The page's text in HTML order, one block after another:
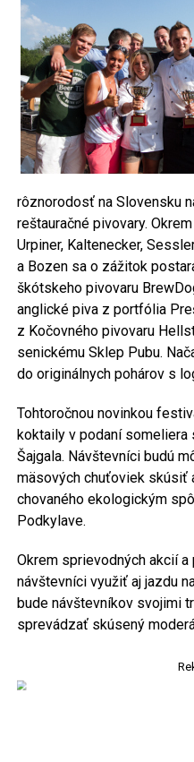
rôznorodosť na Slovensku
reštauračné pivovary.
Urpiner, Kaltenecker,
a Bozen sa o zážitok
škótskeho pivovaru
anglické piva z portfólia
z Kočovného pivovaru
senickému Sklep Pubu.
do originálnych pohárov s
Tohtoročnou novinkou
koktaily v podaní someliera
Šajgala. Návštevníci budú
mäsových chuťoviek skúsiť
chovaného ekologickým
Podkylave.
Okrem sprievodných akcií
návštevníci využiť aj jazdu
bude návštevníkov svojimi
sprevádzať skúsený